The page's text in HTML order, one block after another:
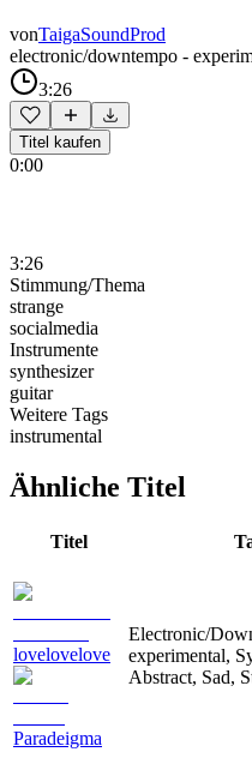
vonTaigaSoundProd
electronic/downtempo -
3:26
Titel kaufen
0:00
3:26
Stimmung/Thema
strange
socialmedia
Instrumente
synthesizer
guitar
Weitere Tags
instrumental
Ähnliche Titel
Titel
lovelovelove
Paradeigma
Electronic/
experimental,
Abstract, Sad,